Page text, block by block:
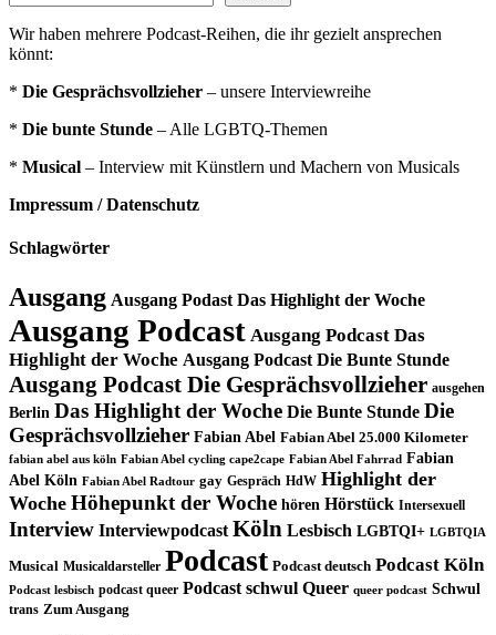
Wir haben mehrere Podcast-Reihen, die ihr gezielt ansprechen
könnt:
* Die Gesprächsvollzieher – unsere Interviewreihe
* Die bunte Stunde – Alle LGBTQ-Themen
* Musical – Interview mit Künstlern und Machern von Musicals
Impressum / Datenschutz
Schlagwörter
Ausgang Ausgang Podast Das Highlight der Woche
Ausgang Podcast Ausgang Podcast Das
Highlight der Woche Ausgang Podcast Die Bunte Stunde
Ausgang Podcast Die Gesprächsvollzieher ausgehen
Berlin Das Highlight der Woche Die Bunte Stunde Die
Gesprächsvollzieher Fabian Abel Fabian Abel 25.000 Kilometer
fabian abel aus köln Fabian Abel cycling cape2cape Fabian Abel Fahrrad Fabian
Abel Köln Fabian Abel Radtour gay Gespräch HdW Highlight der
Woche Höhepunkt der Woche hören Hörstück Intersexuell
Interview Interviewpodcast Köln Lesbisch LGBTQI+ LGBTQIA
Musical Musicaldarsteller Podcast Podcast deutsch Podcast Köln
Podcast lesbisch podcast queer Podcast schwul Queer queer podcast Schwul
trans Zum Ausgang